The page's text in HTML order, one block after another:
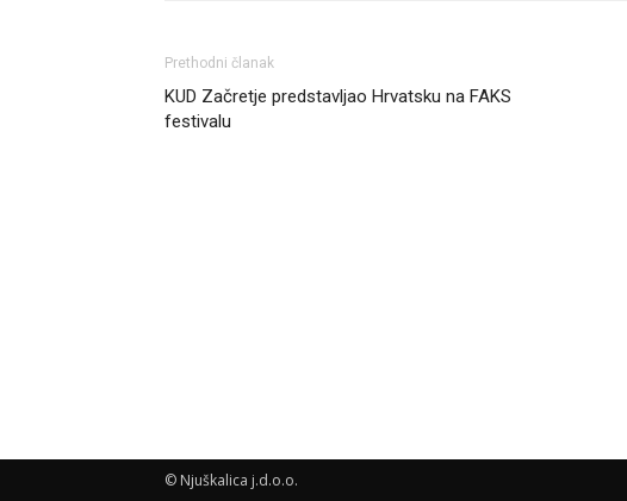
Prethodni članak
KUD Začretje predstavljao Hrvatsku na FAKS
festivalu
© Njuškalica j.d.o.o.